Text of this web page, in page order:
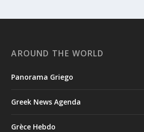
AROUND THE WORLD
Panorama Griego
Greek News Agenda
Grèce Hebdo